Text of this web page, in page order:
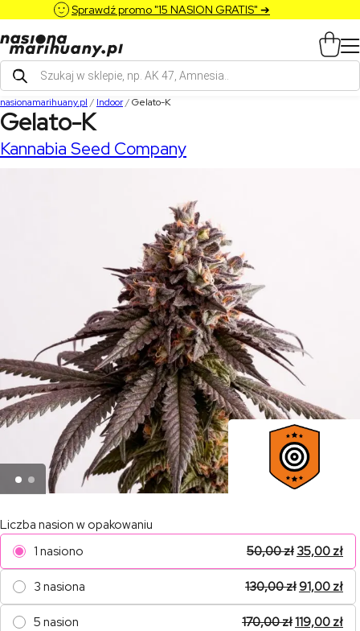
Sprawdź promo "15 NASION GRATIS" ➔
Wyszukiwarka
produktów
nasionamarihuany.pl / Indoor/Gelato-K
Gelato-K
Kannabia Seed Company
Liczba nasion w opakowaniu
1 nasiono
50,00zł 35,00 zł
3 nasiona 130,00zł91,00 zł
5 nasion 170,00zł119,00 zł